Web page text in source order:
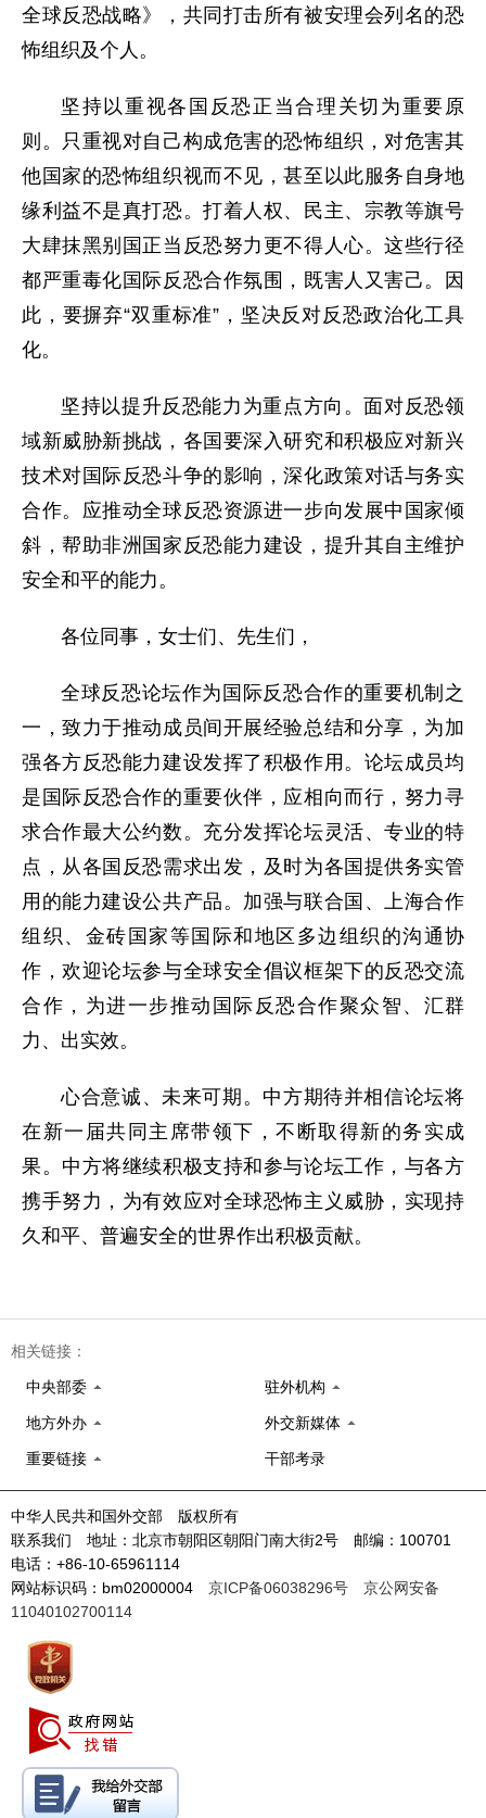
全球反恐战略》，共同打击所有被安理会列名的恐
怖组织及个人。
坚持以重视各国反恐正当合理关切为重要原
则。只重视对自己构成危害的恐怖组织，对危害其
他国家的恐怖组织视而不见，甚至以此服务自身地
缘利益不是真打恐。打着人权、民主、宗教等旗号
大肆抹黑别国正当反恐努力更不得人心。这些行径
都严重毒化国际反恐合作氛围，既害人又害己。因
此，要摒弃“双重标准”，坚决反对反恐政治化工具
化。
坚持以提升反恐能力为重点方向。面对反恐领
域新威胁新挑战，各国要深入研究和积极应对新兴
技术对国际反恐斗争的影响，深化政策对话与务实
合作。应推动全球反恐资源进一步向发展中国家倾
斜，帮助非洲国家反恐能力建设，提升其自主维护
安全和平的能力。
各位同事，女士们、先生们，
全球反恐论坛作为国际反恐合作的重要机制之
一，致力于推动成员间开展经验总结和分享，为加
强各方反恐能力建设发挥了积极作用。论坛成员均
是国际反恐合作的重要伙伴，应相向而行，努力寻
求合作最大公约数。充分发挥论坛灵活、专业的特
点，从各国反恐需求出发，及时为各国提供务实管
用的能力建设公共产品。加强与联合国、上海合作
组织、金砖国家等国际和地区多边组织的沟通协
作，欢迎论坛参与全球安全倡议框架下的反恐交流
合作，为进一步推动国际反恐合作聚众智、汇群
力、出实效。
心合意诚、未来可期。中方期待并相信论坛将
在新一届共同主席带领下，不断取得新的务实成
果。中方将继续积极支持和参与论坛工作，与各方
携手努力，为有效应对全球恐怖主义威胁，实现持
久和平、普遍安全的世界作出积极贡献。
相关链接：
中央部委 驻外机构
地方外办 外交新媒体
重要链接 干部考录
中华人民共和国外交部 版权所有
联系我们 地址：北京市朝阳区朝阳门南大街2号 邮编：100701
电话：+86-10-65961114
网站标识码：bm02000004 京ICP备06038296号
京公网安备
11040102700114